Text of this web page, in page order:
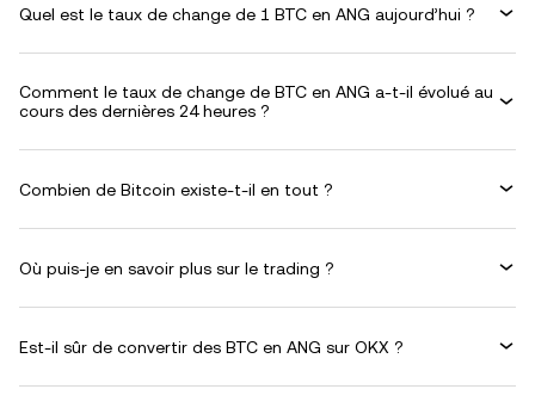
Quel est le taux de change de 1 BTC en ANG aujourd’hui ?
Comment le taux de change de BTC en ANG a-t-il évolué au
cours des dernières 24 heures ?
Combien de Bitcoin existe-t-il en tout ?
Où puis-je en savoir plus sur le trading ?
Est-il sûr de convertir des BTC en ANG sur OKX ?